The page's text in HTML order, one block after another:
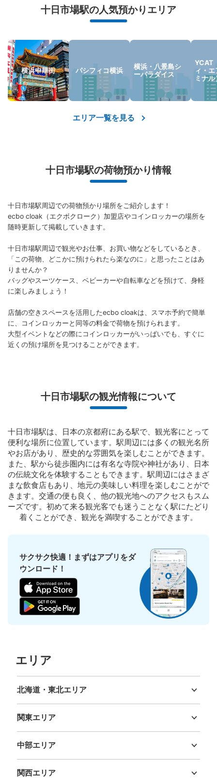
荷物の破損、盗難等万が一に備えた保証も完備で安心
十日市場駅の人気預かりエリア
横浜中華街 パシフィコ横浜
横浜・八景島シ
ーパラダイス
YCAT
ィ・
ミナル
エリア一覧を見る
十日市場駅の荷物預かり情報
十日市場駅周辺での荷物預かり場所をご紹介します！
ecbo cloak（エクボクローク）加盟店やコインロッカーの場所を
随時更新して掲載していきます。
十日市場駅周辺で観光やお仕事、お買い物などをしているとき、
「この荷物、どこかに預けられたら楽なのに」と思ったことはあ
りませんか？
バッグやスーツケース、ベビーカーや自転車などを預けて、身軽
に楽しみましょう！
店舗の空きスペースを活用したecbo cloakは、スマホ予約で簡単
に、コインロッカーと同等の料金で荷物を預けられます。
大型イベントなどの際にコインロッカーがいっぱいでも、すぐに
近くの預け場所を見つけることができます。
十日市場駅の観光情報について
十日市場駅は、日本の京都府にある駅で、観光客にとって
便利な場所に位置しています。駅周辺には多くの観光名所
やお店があり、歴史的な雰囲気を楽しむことができます。
また、駅から徒歩圏内には有名な寺院や神社があり、日本
の伝統文化を体験することもできます。駅周辺にはさまざ
まな飲食店もあり、地元の美味しい料理を楽しむことがで
きます。交通の便も良く、他の観光地へのアクセスもスム
ーズです。初めて来る観光客でも迷うことなく駅にたどり
着くことができ、観光を満喫することができます。
サクサク快適！まずはアプリをダ
ウンロード！
エリア
北海道・東北エリア
関東エリア
中部エリア
関西エリア